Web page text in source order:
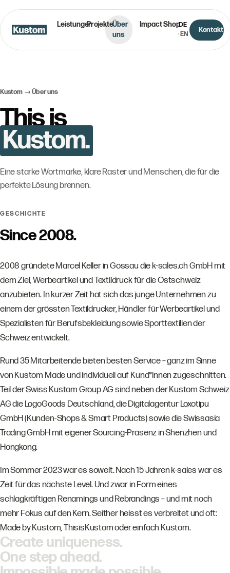
LeistungenProjekteÜber
uns
ImpactShopDE
·EN
Kontakt→
Kustom → Über uns
This is
Kustom.
Eine starke Wortmarke, klare Raster und Menschen, die für die
perfekte Lösung brennen.
GESCHICHTE
Since 2008.
2008 gründete Marcel Keller in Gossau die k-sales.ch GmbH mit
dem Ziel, Werbeartikel und Textildruck für die Ostschweiz
anzubieten. In kurzer Zeit hat sich das junge Unternehmen zu
einem der grössten Textildrucker, Händler für Werbeartikel und
Spezialisten für Berufsbekleidung sowie Sporttextilien der
Schweiz entwickelt.
Rund 35 Mitarbeitende bieten besten Service – ganz im Sinne
von Kustom Made und individuell auf Kund*innen zugeschnitten.
Teil der Swiss Kustom Group AG sind neben der Kustom Schweiz
AG die LogoGoods Deutschland, die Digitalagentur Loxotipu
GmbH (Kunden-Shops & Smart Products) sowie die Swissasia
Trading GmbH mit eigener Sourcing-Präsenz in Shenzhen und
Hongkong.
Im Sommer 2023 war es soweit. Nach 15 Jahren k-sales war es
Zeit für das nächste Level. Und zwar in Form eines
schlagkräftigen Renamings und Rebrandings – und mit noch
mehr Fokus auf den Kern. Seither heisst es verbreitet und oft:
Made by Kustom, ThisisKustom oder einfach Kustom.
Create uniqueness.
One step ahead.